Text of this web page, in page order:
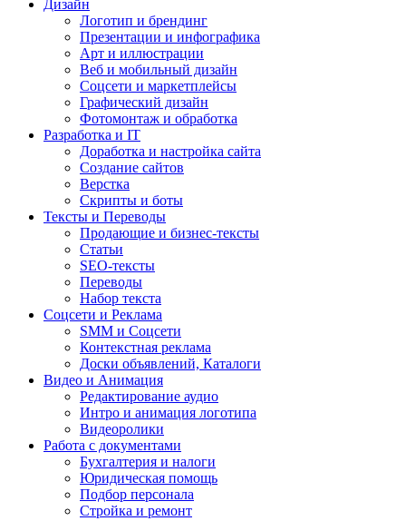
Дизайн
Логотип и брендинг
Презентации и инфографика
Арт и иллюстрации
Веб и мобильный дизайн
Соцсети и маркетплейсы
Графический дизайн
Фотомонтаж и обработка
Разработка и IT
Доработка и настройка сайта
Создание сайтов
Верстка
Скрипты и боты
Тексты и Переводы
Продающие и бизнес-тексты
Статьи
SEO-тексты
Переводы
Набор текста
Соцсети и Реклама
SMM и Соцсети
Контекстная реклама
Доски объявлений, Каталоги
Видео и Анимация
Редактирование аудио
Интро и анимация логотипа
Видеоролики
Работа с документами
Бухгалтерия и налоги
Юридическая помощь
Подбор персонала
Стройка и ремонт